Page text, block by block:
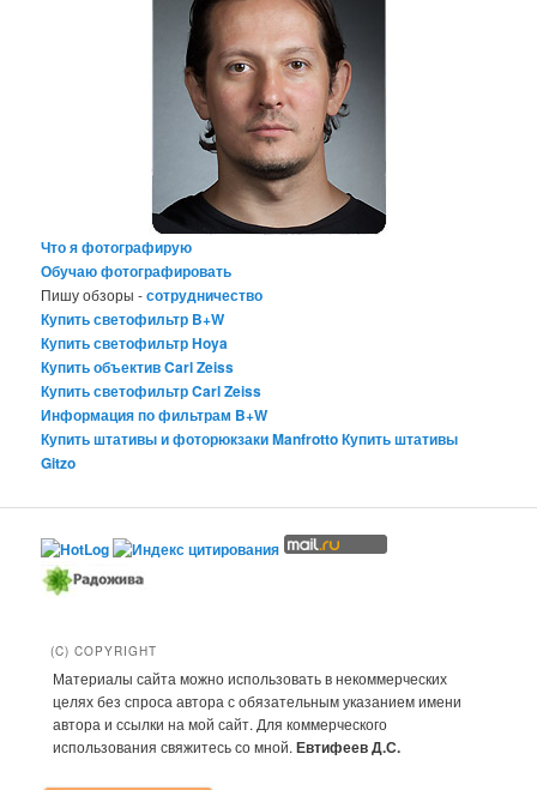
Что я фотографирую
Обучаю фотографировать
Пишу обзоры -сотрудничество
Купить светофильтр B+W
Купить светофильтр Hoya
Купить объектив Carl Zeiss
Купить светофильтр Carl Zeiss
Информация по фильтрам B+W
Купить штативы и фоторюкзаки ManfrottoКупить штативы
Gitzo
(C) COPYRIGHT
Материалы сайта можно использовать в некоммерческих
целях без спроса автора с обязательным указанием имени
автора и ссылки на мой сайт. Для коммерческого
использования свяжитесь со мной.Евтифеев Д.С.